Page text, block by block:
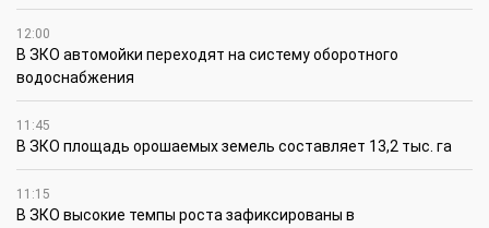
12:00
В ЗКО автомойки переходят на систему оборотного
водоснабжения
11:45
В ЗКО площадь орошаемых земель составляет 13,2 тыс. га
11:15
В ЗКО высокие темпы роста зафиксированы в